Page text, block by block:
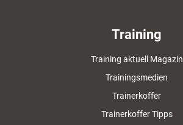
Training
Training aktuell Magazin
Trainingsmedien
Trainerkoffer
Trainerkoffer Tipps